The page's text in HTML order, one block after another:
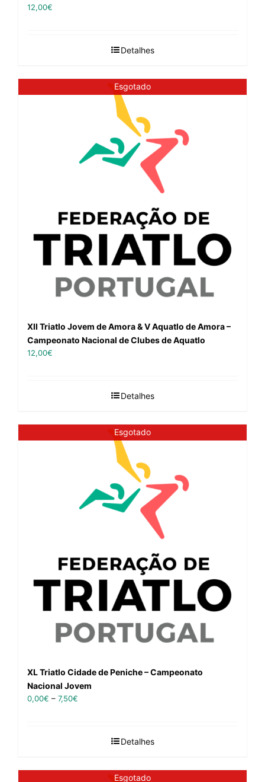
12,00€
Detalhes
Esgotado
XII Triatlo Jovem de Amora & V Aquatlo de Amora –
Campeonato Nacional de Clubes de Aquatlo
12,00€
Detalhes
Esgotado
XL Triatlo Cidade de Peniche – Campeonato
Nacional Jovem
0,00€ – 7,50€
Detalhes
Esgotado